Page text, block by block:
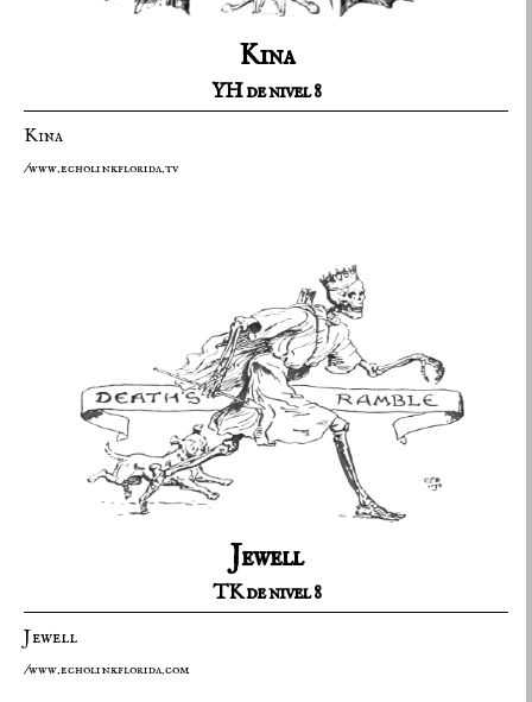
Kina
YH de nivel 8
Kina
/www.echolinkflorida.tv
Jewell
TK de nivel 8
Jewell
/www.echolinkflorida.com